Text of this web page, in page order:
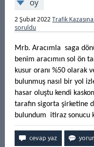
oy
2 Şubat 2022Trafik
soruldu
Mrb. Aracımla saga
benim aracımın sol ön
kusur oranı %50 olarak
bulunmuş nasıl bir yol
hasar oluştu kendi
tarafın sigorta şirketine
bulundum itiraz sonucu